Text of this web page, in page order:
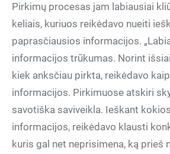
Pirkimų procesas jam labiausiai
keliais, kuriuos reikėdavo nueiti
paprasčiausios informacijos.
informacijos trūkumas. Norint
kiek anksčiau pirkta, reikėdavo
informacijos. Pirkimuose atskiri
savotiška saviveikla. Ieškant
informacijos, reikėdavo klausti
kuris gal net neprisimena, ką prieš